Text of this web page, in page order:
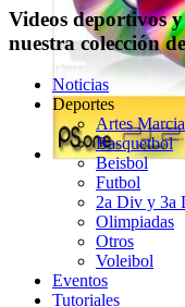
Videos deportivos
nuestra colección
Noticias
Deportes
Artes
Basquetbol
Beisbol
Futbol
2a Div y 3a
Olimpiadas
Otros
Voleibol
Eventos
Tutoriales